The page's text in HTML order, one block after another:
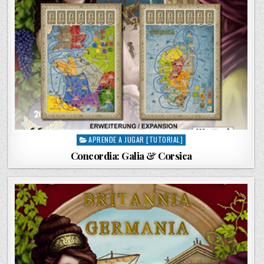
P
o
t
e
d
i
n
APRENDE A JUGAR [TUTORIAL]
Concordia: Galia & Corsica